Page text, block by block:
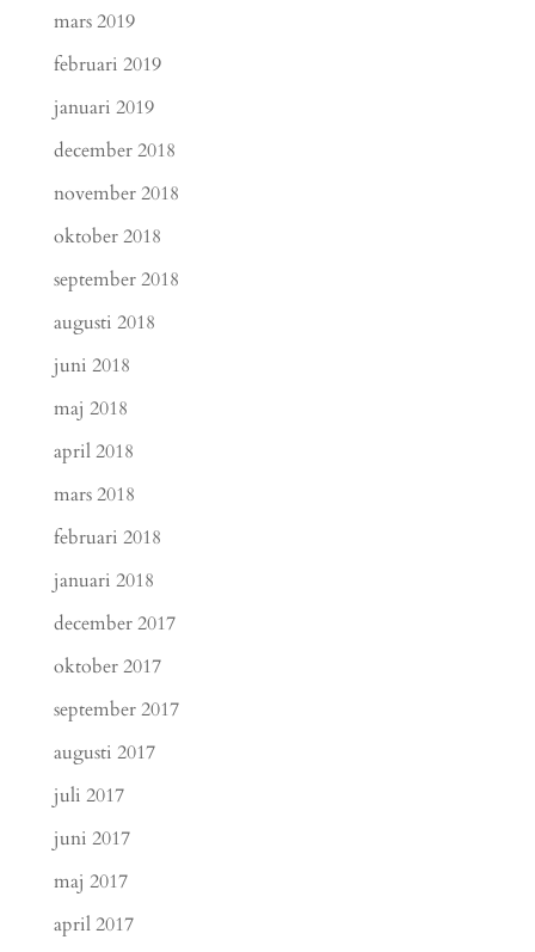
mars 2019
februari 2019
januari 2019
december 2018
november 2018
oktober 2018
september 2018
augusti 2018
juni 2018
maj 2018
april 2018
mars 2018
februari 2018
januari 2018
december 2017
oktober 2017
september 2017
augusti 2017
juli 2017
juni 2017
maj 2017
april 2017